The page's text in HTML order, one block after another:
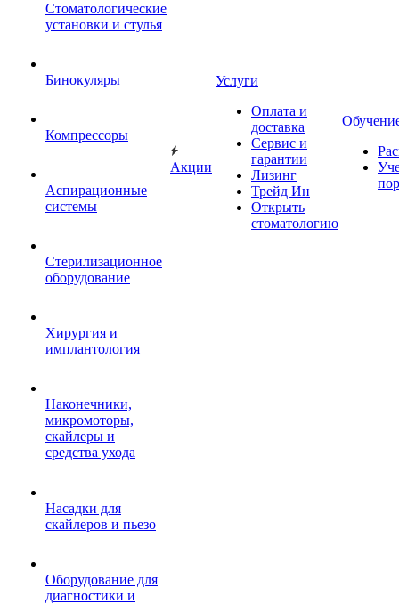
Стоматологические
установки и стулья
Бинокуляры
Компрессоры
Аспирационные
системы
Стерилизационное
оборудование
Хирургия и
имплантология
Наконечники,
микромоторы,
скайлеры и
средства ухода
Насадки для
скайлеров и пьезо
Оборудование для
диагностики и
Акции
Услуги
Оплата и
доставка
Сервис и
гарантии
Лизинг
Трейд Ин
Открыть
стоматологию